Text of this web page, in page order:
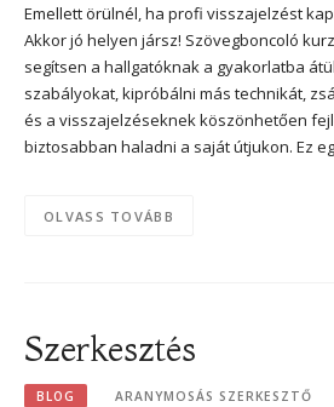
Emellett örülnél, ha profi visszajelzést
Akkor jó helyen jársz! Szövegboncoló
segítsen a hallgatóknak a gyakorlatba
szabályokat, kipróbálni más technikát,
és a visszajelzéseknek köszönhetően
biztosabban haladni a saját útjukon. Ez
OLVASS TOVÁBB
Szerkesztés
BLOG ARANYMOSÁS SZERKESZTŐ